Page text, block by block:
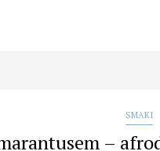
SMAKI
–